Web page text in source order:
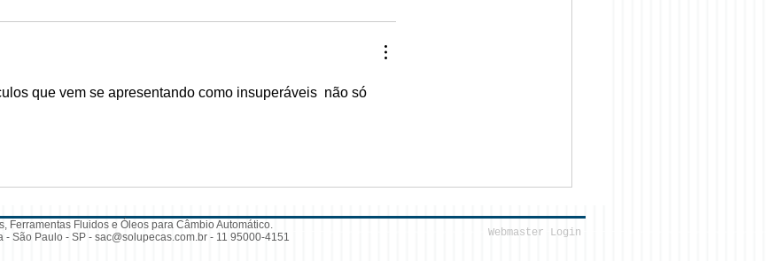
que vem se apresentando como insuperáveis  não só
Ferramentas Fluidos e Óleos para Câmbio Automático.
- São Paulo - SP - sac@solupecas.com.br - 11 95000-4151 Webmaster Login